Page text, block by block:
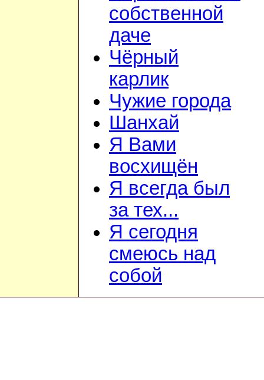
собственной
даче
Чёрный
карлик
Чужие города
Шанхай
Я Вами
восхищён
Я всегда был
за тех...
Я сегодня
смеюсь над
собой